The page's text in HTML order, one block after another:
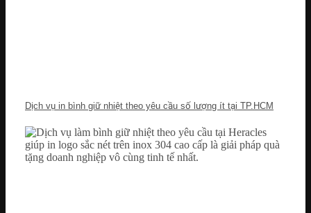
Dịch vụ in bình giữ nhiệt theo yêu cầu số lượng ít tại TP.HCM